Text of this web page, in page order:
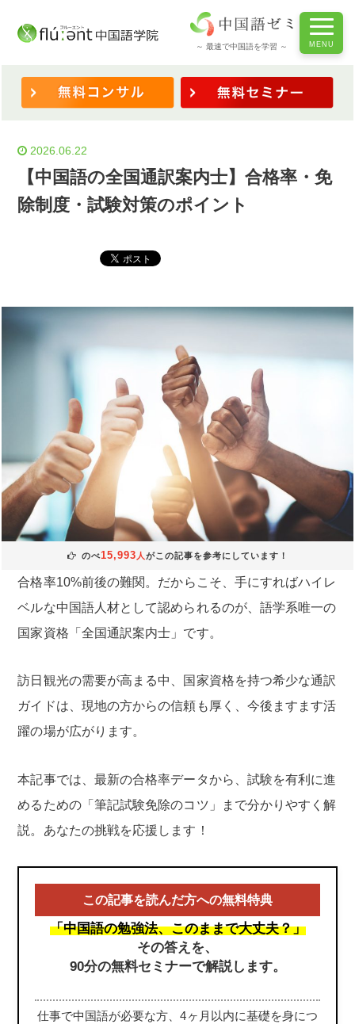
～ 最速で中国語を学習 ～
【中国語の全国通訳案内士】合格率・免除制度・試験対策のポイント
2026.06.22
【中国語の全国通訳案内士】合格率・免
除制度・試験対策のポイント
のべ15,993 人 がこの記事を参考にしています！
合格率10%前後の難関。だからこそ、手にすればハイレ
ベルな中国語人材として認められるのが、語学系唯一の
国家資格「全国通訳案内士」です。
訪日観光の需要が高まる中、国家資格を持つ希少な通訳
ガイドは、現地の方からの信頼も厚く、今後ますます活
躍の場が広がります。
本記事では、最新の合格率データから、試験を有利に進
めるための「筆記試験免除のコツ」まで分かりやすく解
説。あなたの挑戦を応援します！
この記事を読んだ方への無料特典
「中国語の勉強法、このままで大丈夫？」
その答えを、
90分の無料セミナーで解説します。
仕事で中国語が必要な方、4ヶ月以内に基礎を身につ